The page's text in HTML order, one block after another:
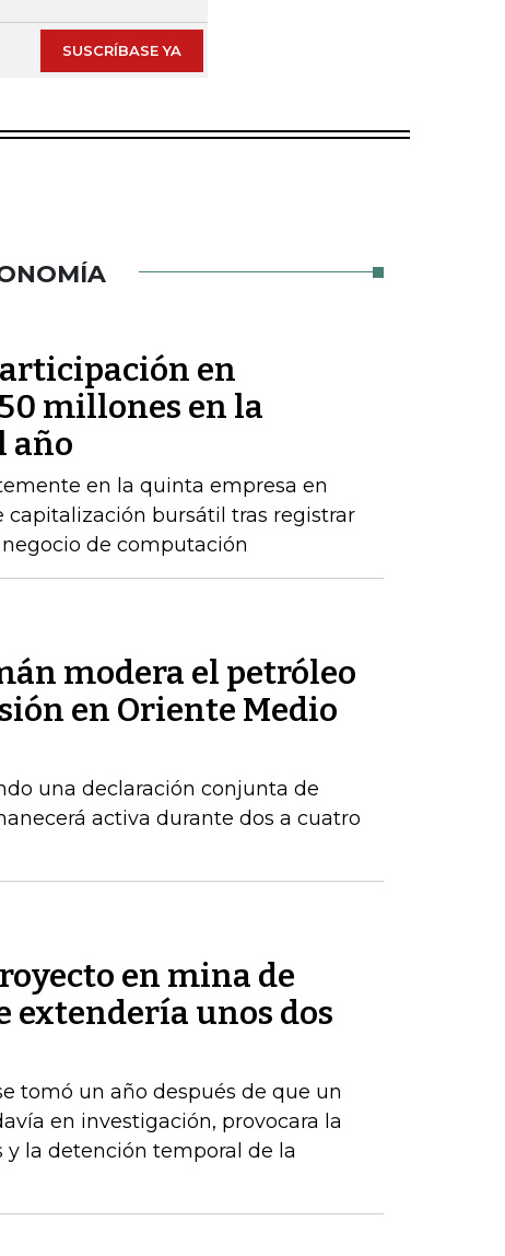
SUSCRÍBASE YA
en
millones en la
año
en la quinta empresa en
capitalización bursátil tras registrar
de computación
modera el petróleo
en Oriente Medio
una declaración conjunta de
activa durante dos a cuatro
en mina de
extendería unos dos
tomó un año después de que un
en investigación, provocara la
la detención temporal de la